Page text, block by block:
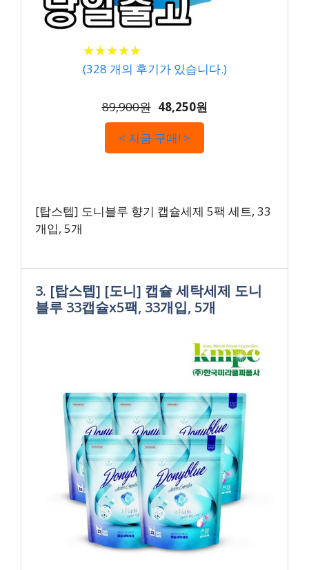
★★★★★
★★★★★
(328 개의 후기가 있습니다.)
89,900원 48,250원
< 지금 구매! >
[탑스텝] 도니블루 향기 캡슐세제 5팩 세트, 33
개입, 5개
3. [탑스텝] [도니] 캡슐 세탁세제 도니
블루 33캡슐x5팩, 33개입, 5개